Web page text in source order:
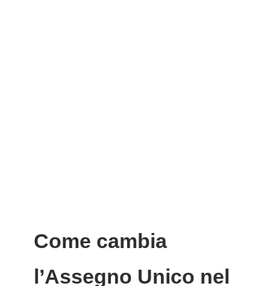
Come cambia
l’Assegno Unico nel